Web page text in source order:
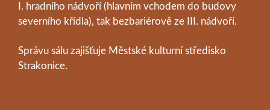
I. hradního nádvoří (hlavním vchodem do budovy
severního křídla), tak bezbariérově ze III. nádvoří.
Správu sálu zajišťuje Městské kulturní středisko
Strakonice.